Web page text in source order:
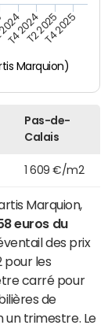
Marquion)
T4 2024T2 2025T4 2025
Pas-de-
Calais
1 609 €/m2
Marquion,
euros du
des prix
pour les
carré pour
de
un trimestre. Le